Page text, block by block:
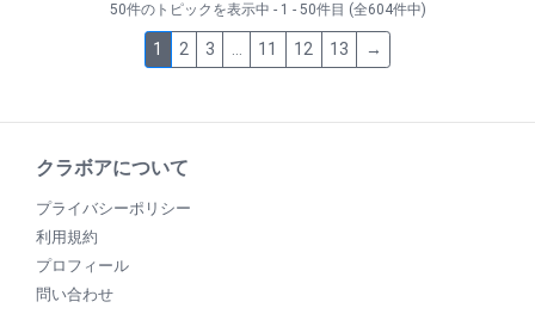
50件のトピックを表示中 - 1 - 50件目 (全604件中)
1 2 3 11 12 13 →
クラボアについて
プライバシーポリシー
利用規約
プロフィール
問い合わせ